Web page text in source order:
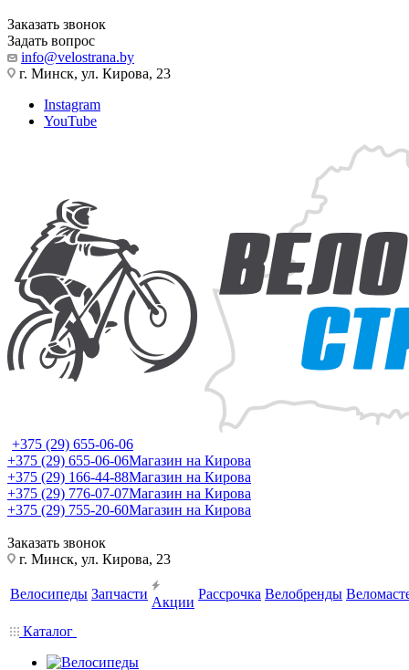
Заказать звонок
Задать вопрос
info@velostrana.by
г. Минск, ул. Кирова, 23
Instagram
YouTube
+375 (29) 655-06-06
+375 (29) 655-06-06Магазин на Кирова
+375 (29) 166-44-88Магазин на Кирова
+375 (29) 776-07-07Магазин на Кирова
+375 (29) 755-20-60Магазин на Кирова
Заказать звонок
г. Минск, ул. Кирова, 23
Велосипеды Запчасти
Акции
Рассрочка Велобренды
Каталог